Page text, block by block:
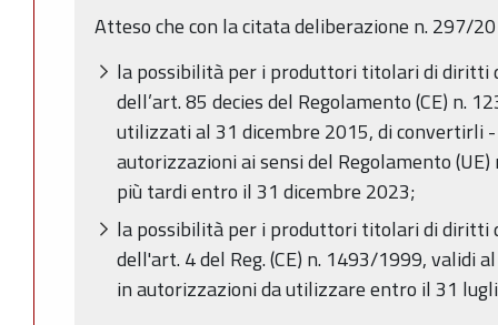
Atteso che con la citata deliberazione n. 297/
la possibilità per i produttori titolari di diritti
dell’art. 85 decies del Regolamento (CE) n.
utilizzati al 31 dicembre 2015, di convertirli
autorizzazioni ai sensi del Regolamento
più tardi entro il 31 dicembre 2023;
la possibilità per i produttori titolari di diritti
dell'art. 4 del Reg. (CE) n. 1493/1999, validi
in autorizzazioni da utilizzare entro il 31